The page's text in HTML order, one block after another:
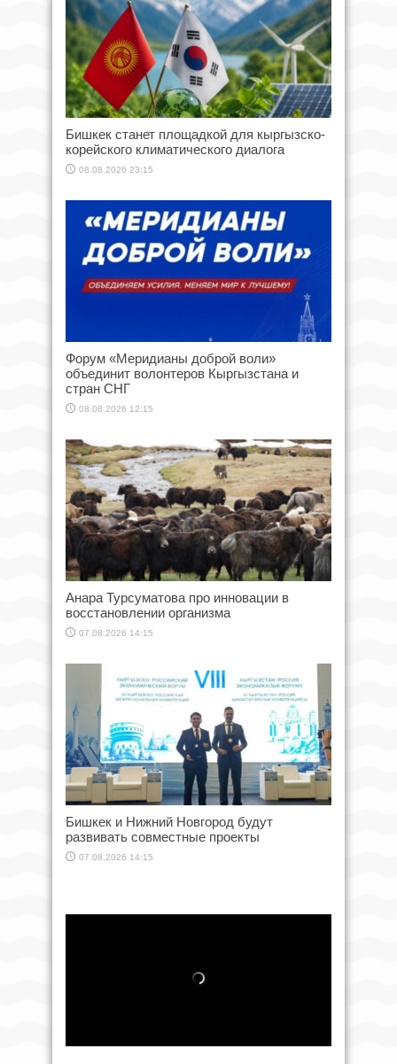
Бишкек станет площадкой для кыргызско-
корейского климатического диалога
08.08.2026 23:15
Форум «Меридианы доброй воли»
объединит волонтеров Кыргызстана и
стран СНГ
08.08.2026 12:15
Анара Турсуматова про инновации в
восстановлении организма
07.08.2026 14:15
Бишкек и Нижний Новгород будут
развивать совместные проекты
07.08.2026 14:15